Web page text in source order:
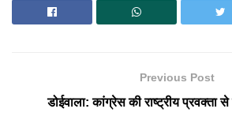
Previous Post
डोईवाला: कांग्रेस की राष्ट्रीय प्रवक्ता से